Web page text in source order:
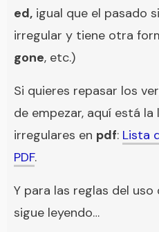
ed, igual que el pasado
irregular y tiene otra
gone, etc.)
Si quieres repasar los
de empezar, aquí está
irregulares en pdf: Lista
PDF.
Y para las reglas del
sigue leyendo…